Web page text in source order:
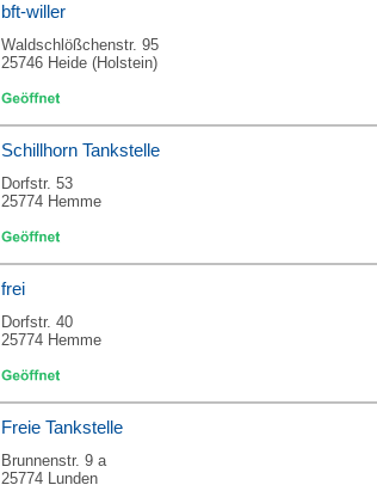
bft-willer
Waldschlößchenstr. 95
25746 Heide (Holstein)
Schillhorn Tankstelle
Dorfstr. 53
25774 Hemme
frei
Dorfstr. 40
25774 Hemme
Freie Tankstelle
Brunnenstr. 9 a
25774 Lunden